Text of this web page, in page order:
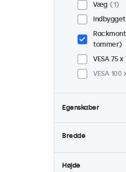
Væg
1
Indbygget
tommer)
VESA 75 x
VESA 100
Egenskaber
4:3 / 5:4
Dæmpbar
Bredde
Højde